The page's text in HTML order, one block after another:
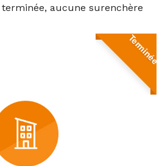
aucune surenchère
Terminée